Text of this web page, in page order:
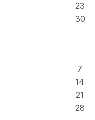
23
30
7
14
21
28